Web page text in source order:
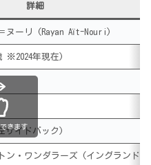
詳細
ヌーリ (Rayan Aït-Nouri)
※2024年現在)
サイドバック)
ン・ワンダラーズ (イングランド)
きます